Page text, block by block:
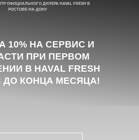
10% НА СЕРВИС И
ПРИ ПЕРВОМ
В HAVAL FRESH
ДО КОНЦА МЕСЯЦА!
ОФИЦИАЛЬНОГО ДИЛЕРА HAVAL FRESH В
РОСТОВЕ-НА-ДОНУ